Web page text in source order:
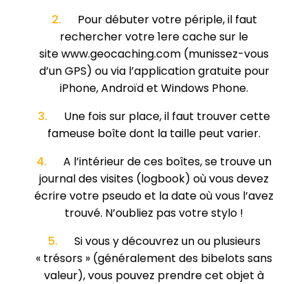
2.
Pour débuter votre périple, il faut
rechercher votre 1ere cache sur le
site www.geocaching.com (munissez-vous
d’un GPS) ou via l’application gratuite pour
iPhone, Androïd et Windows Phone.
3.
Une fois sur place, il faut trouver cette
fameuse boîte dont la taille peut varier.
4. A l’intérieur de ces boîtes, se trouve un
journal des visites (logbook) où vous devez
écrire votre pseudo et la date où vous l’avez
trouvé. N’oubliez pas votre stylo !
5.
Si vous y découvrez un ou plusieurs
« trésors » (généralement des bibelots sans
valeur), vous pouvez prendre cet objet à